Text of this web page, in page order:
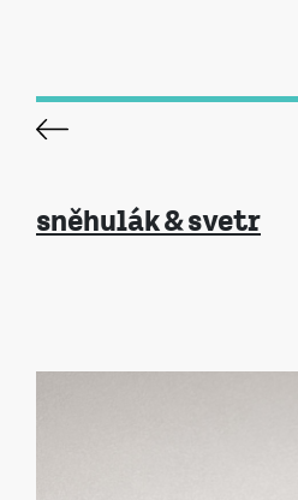
sněhulák & svetr